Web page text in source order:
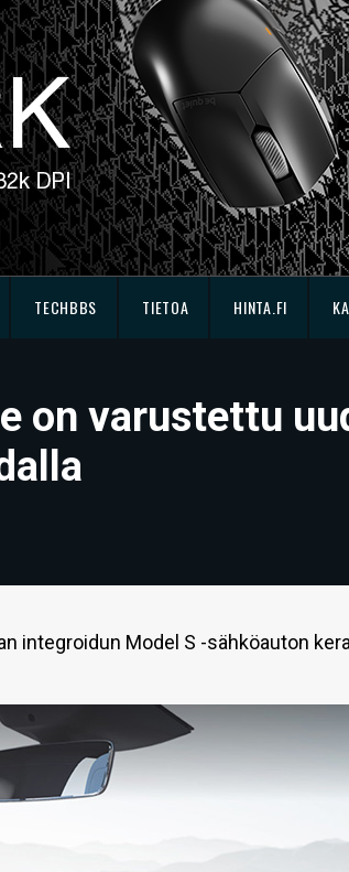
TECHBBS TIETOA HINTA.FI
on varustettu
integroidun Model S -sähköauton